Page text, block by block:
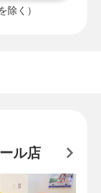
除く）
ル店